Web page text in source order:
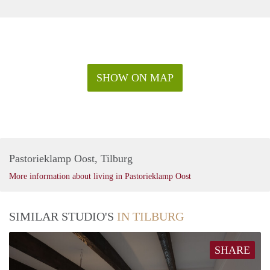
SHOW ON MAP
Pastorieklamp Oost, Tilburg
More information about living in Pastorieklamp Oost
SIMILAR STUDIO'S IN TILBURG
SHARE